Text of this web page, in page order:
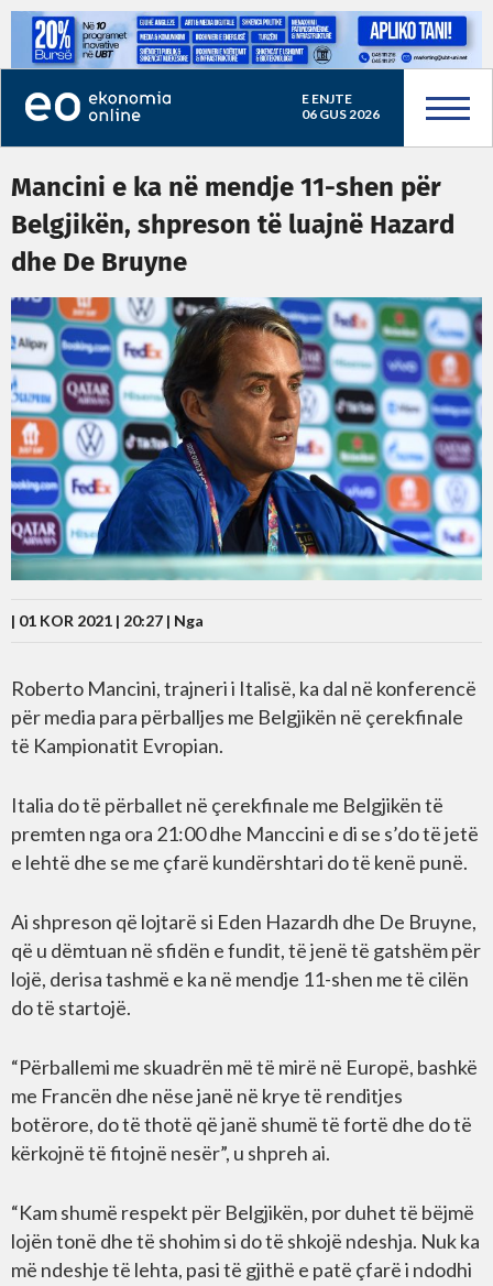
E ENJTE
06 GUS 2026
Mancini e ka në mendje 11-shen për
Belgjikën, shpreson të luajnë Hazard
dhe De Bruyne
| 01 KOR 2021 | 20:27 | Nga
Roberto Mancini, trajneri i Italisë, ka dal në konferencë
për media para përballjes me Belgjikën në çerekfinale
të Kampionatit Evropian.
Italia do të përballet në çerekfinale me Belgjikën të
premten nga ora 21:00 dhe Manccini e di se s’do të jetë
e lehtë dhe se me çfarë kundërshtari do të kenë punë.
Ai shpreson që lojtarë si Eden Hazardh dhe De Bruyne,
që u dëmtuan në sfidën e fundit, të jenë të gatshëm për
lojë, derisa tashmë e ka në mendje 11-shen me të cilën
do të startojë.
“Përballemi me skuadrën më të mirë në Europë, bashkë
me Francën dhe nëse janë në krye të renditjes
botërore, do të thotë që janë shumë të fortë dhe do të
kërkojnë të fitojnë nesër”, u shpreh ai.
“Kam shumë respekt për Belgjikën, por duhet të bëjmë
lojën tonë dhe të shohim si do të shkojë ndeshja. Nuk ka
më ndeshje të lehta, pasi të gjithë e patë çfarë i ndodhi